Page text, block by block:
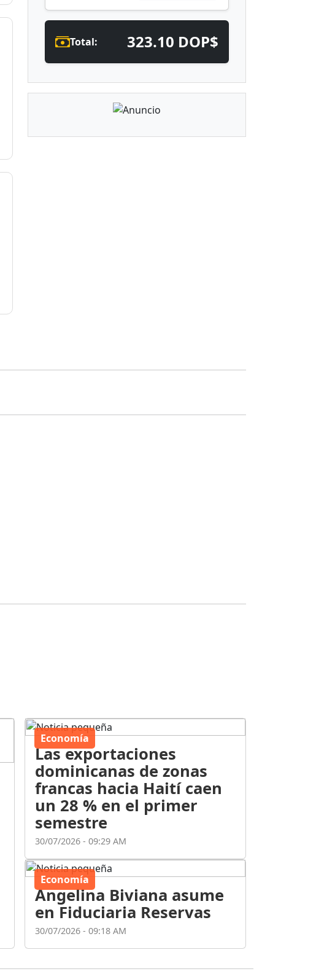
Total: 323.10 DOP$
Economía
Las exportaciones
dominicanas de zonas
francas hacia Haití caen
un 28 % en el primer
semestre
30/07/2026 - 09:29 AM
Economía
Angelina Biviana asume
en Fiduciaria Reservas
30/07/2026 - 09:18 AM